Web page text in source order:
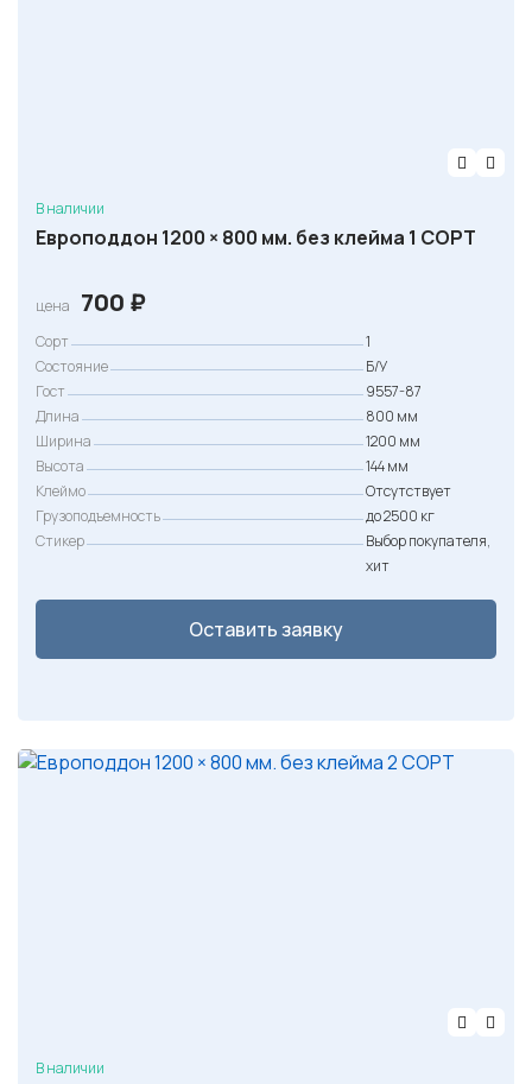
В наличии
Европоддон 1200 × 800 мм. без клейма 1 СОРТ
цена 700 ₽
Сорт
1
Состояние
Б/У
Гост
9557-87
Длина
800 мм
Ширина
1200 мм
Высота
144 мм
Клеймо
Отсутствует
Грузоподъемность
до 2500 кг
Стикер
Выбор покупателя,
хит
Оставить заявку
В наличии